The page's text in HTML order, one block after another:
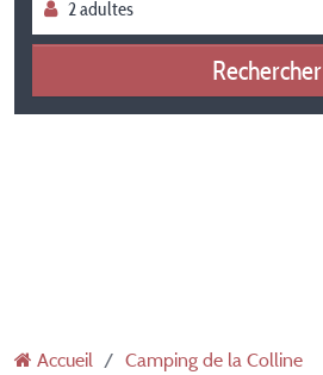
Rechercher
Accueil
Camping de la Colline